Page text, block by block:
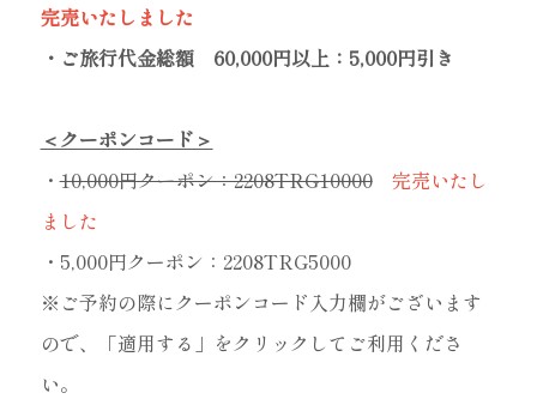
完売いたしました
・ご旅行代金総額 60,000円以上：5,000円引き
＜クーポンコード＞
・10,000円クーポン：2208TRG10000
完売いたし
ました
・5,000円クーポン：2208TRG5000
※ご予約の際にクーポンコード入力欄がございます
ので、「適用する」をクリックしてご利用くださ
い。